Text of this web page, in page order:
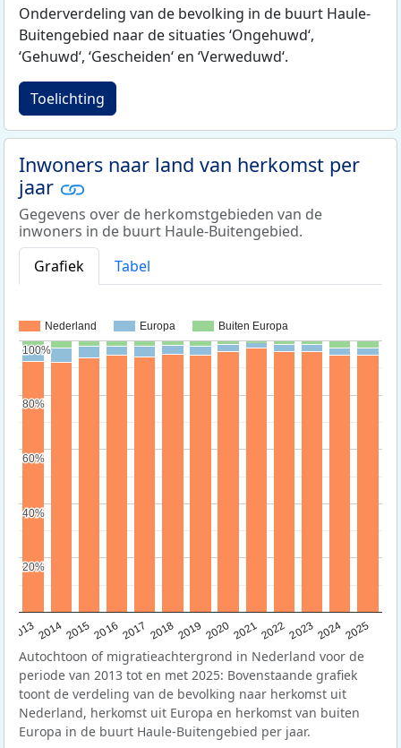
Onderverdeling van de bevolking in de buurt Haule-
Buitengebied naar de situaties ‘Ongehuwd‘,
‘Gehuwd‘, ‘Gescheiden‘ en ‘Verweduwd‘.
Toelichting
Inwoners naar land van herkomst per
jaar
Gegevens over de herkomstgebieden van de
inwoners in de buurt Haule-Buitengebied.
Grafiek
Tabel
Nederland Europa Buiten Europa
20132014201520162017 20182019 202020212022202320242025
20%
20%
40%
40%
60%
60%
80%
80%
100%
100%
Autochtoon of migratieachtergrond in Nederland voor de
periode van 2013 tot en met 2025: Bovenstaande grafiek
toont de verdeling van de bevolking naar herkomst uit
Nederland, herkomst uit Europa en herkomst van buiten
Europa in de buurt Haule-Buitengebied per jaar.